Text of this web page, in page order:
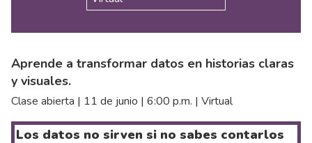
Aprende a transformar datos en historias claras
y visuales.
Clase abierta | 11 de junio | 6:00 p.m. | Virtual
Los datos no sirven si no sabes contarlos